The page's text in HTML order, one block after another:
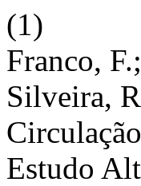
(1)
Franco,
Silveira,
Estudo